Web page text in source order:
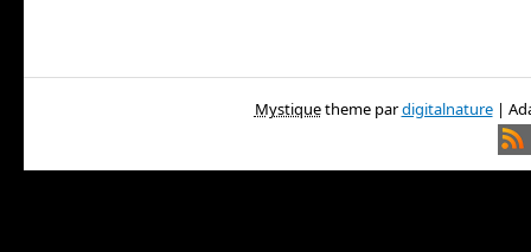
Mystiquetheme pardigitalnature|